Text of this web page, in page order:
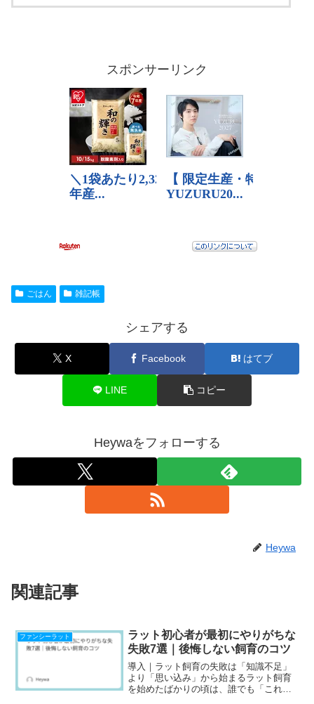
スポンサーリンク
ごはん 雑記帳
シェアする
X Facebook はてブ
LINE コピー
Heywaをフォローする
Heywa
関連記事
ファンシーラット
ラット初心者が最初にやりがちな
失敗7選｜後悔しない飼育のコツ
導入｜ラット飼育の失敗は「知識不足」
より「思い込み」から始まるラット飼育
を始めたばかりの頃は、誰でも「これで